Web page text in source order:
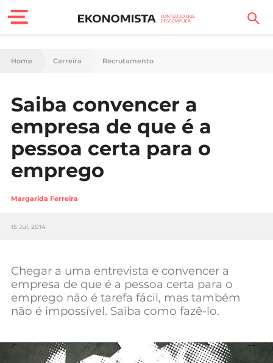
Finanças Pessoais
Carreira
Casa
Lifestyle
Sociedade
Tecnologia
Negócios
Mundial 2026
Home Carreira Recrutamento
Saiba convencer a
empresa de que é a
pessoa certa para o
emprego
Margarida Ferreira
15 Jul, 2014
Chegar a uma entrevista e convencer a
empresa de que é a pessoa certa para o
emprego não é tarefa fácil, mas também
não é impossível. Saiba como fazê-lo.